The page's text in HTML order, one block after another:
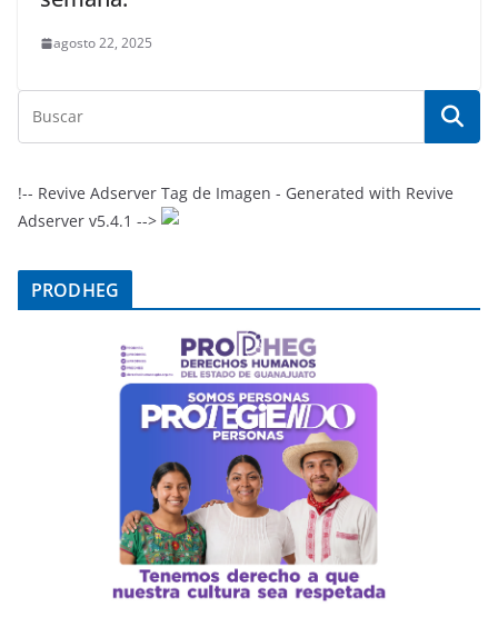
agosto 22, 2025
!-- Revive Adserver Tag de Imagen - Generated with Revive
Adserver v5.4.1 -->
PRODHEG